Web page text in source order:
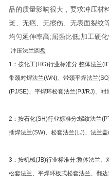
品的质量影响很大，要求冲压材
斑、无疤、无擦伤、无表面裂纹
均匀延伸率高;屈强比低;加工硬化
冲压法兰圆盘
1：按化工(HG)行业标准分:整体法兰
带颈对焊法兰(WN)、带颈平焊法兰
(PJ/SE)、平焊环松套法兰(PJ/RJ)、衬
2：按石化(SH)行业标准分:螺纹法兰
插焊法兰(SW)、松套法兰(LJ)、法兰盖(
3：按机械(JB)行业标准分:整体法兰
松套法兰、平焊环板式松套法兰、翻边